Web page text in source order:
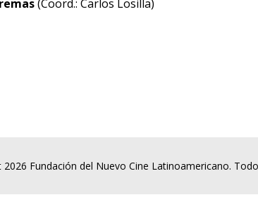
(Coord.: Carlos Losilla)
Fundación del Nuevo Cine Latinoamericano.